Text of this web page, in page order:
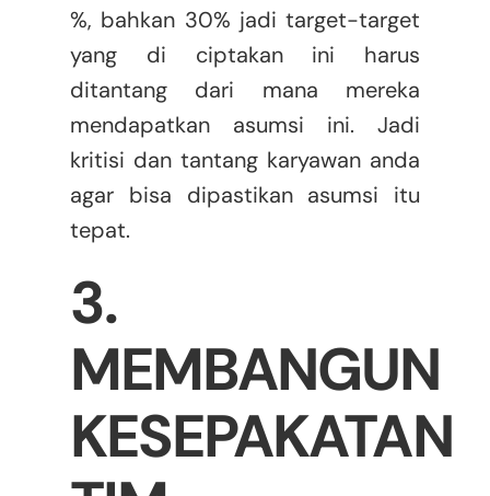
%, bahkan 30% jadi target-target
yang di ciptakan ini harus
ditantang dari mana mereka
mendapatkan asumsi ini. Jadi
kritisi dan tantang karyawan anda
agar bisa dipastikan asumsi itu
tepat.
3.
MEMBANGUN
KESEPAKATAN